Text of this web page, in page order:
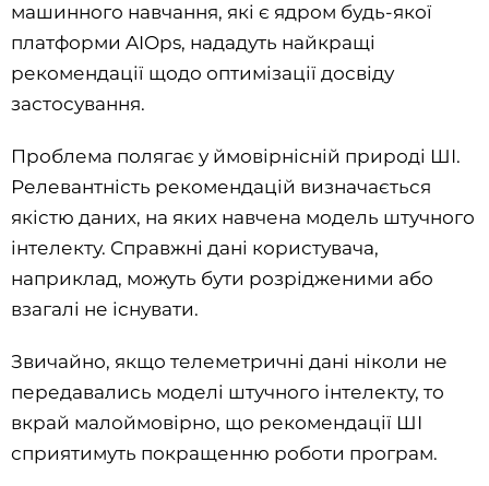
машинного навчання, які є ядром будь-якої
платформи AIOps, нададуть найкращі
рекомендації щодо оптимізації досвіду
застосування.
Проблема полягає у ймовірнісній природі ШІ.
Релевантність рекомендацій визначається
якістю даних, на яких навчена модель штучного
інтелекту. Справжні дані користувача,
наприклад, можуть бути розрідженими або
взагалі не існувати.
Звичайно, якщо телеметричні дані ніколи не
передавались моделі штучного інтелекту, то
вкрай малоймовірно, що рекомендації ШІ
сприятимуть покращенню роботи програм.